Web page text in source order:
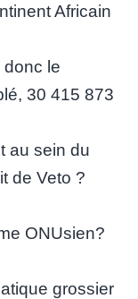
Africain
donc le
30 415 873
au sein du
de Veto ?
ONUsien?
grossier